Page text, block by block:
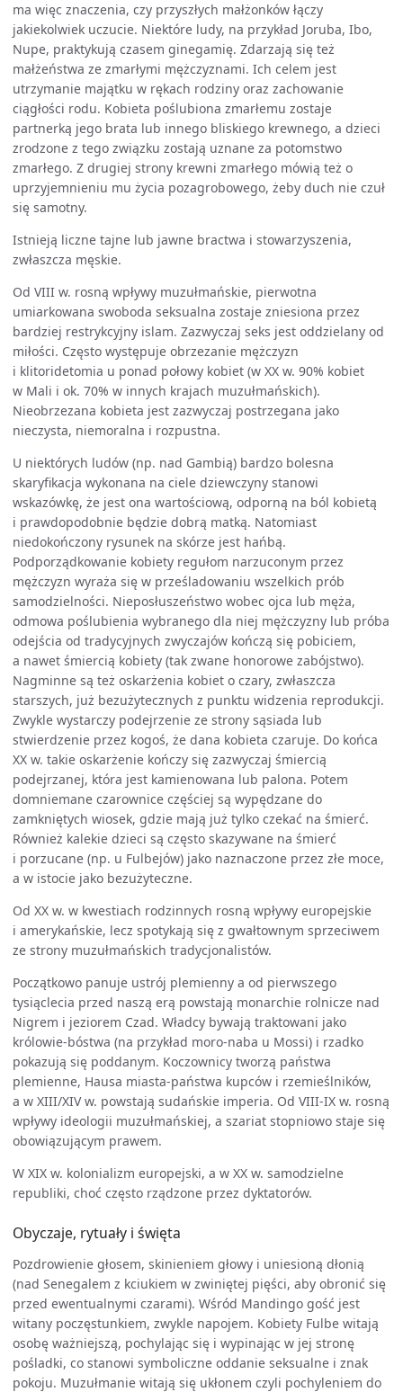
ma więc znaczenia, czy przyszłych małżonków łączy
jakiekolwiek uczucie. Niektóre ludy, na przykład Joruba, Ibo,
Nupe, praktykują czasem ginegamię. Zdarzają się też
małżeństwa ze zmarłymi mężczyznami. Ich celem jest
utrzymanie majątku w rękach rodziny oraz zachowanie
ciągłości rodu. Kobieta poślubiona zmarłemu zostaje
partnerką jego brata lub innego bliskiego krewnego, a dzieci
zrodzone z tego związku zostają uznane za potomstwo
zmarłego. Z drugiej strony krewni zmarłego mówią też o
uprzyjemnieniu mu życia pozagrobowego, żeby duch nie czuł
się samotny.
Istnieją liczne tajne lub jawne bractwa i stowarzyszenia,
zwłaszcza męskie.
Od VIII w. rosną wpływy muzułmańskie, pierwotna
umiarkowana swoboda seksualna zostaje zniesiona przez
bardziej restrykcyjny islam. Zazwyczaj seks jest oddzielany od
miłości. Często występuje obrzezanie mężczyzn
i klitoridetomia u ponad połowy kobiet (w XX w. 90% kobiet
w Mali i ok. 70% w innych krajach muzułmańskich).
Nieobrzezana kobieta jest zazwyczaj postrzegana jako
nieczysta, niemoralna i rozpustna.
U niektórych ludów (np. nad Gambią) bardzo bolesna
skaryfikacja wykonana na ciele dziewczyny stanowi
wskazówkę, że jest ona wartościową, odporną na ból kobietą
i prawdopodobnie będzie dobrą matką. Natomiast
niedokończony rysunek na skórze jest hańbą.
Podporządkowanie kobiety regułom narzuconym przez
mężczyzn wyraża się w prześladowaniu wszelkich prób
samodzielności. Nieposłuszeństwo wobec ojca lub męża,
odmowa poślubienia wybranego dla niej mężczyzny lub próba
odejścia od tradycyjnych zwyczajów kończą się pobiciem,
a nawet śmiercią kobiety (tak zwane honorowe zabójstwo).
Nagminne są też oskarżenia kobiet o czary, zwłaszcza
starszych, już bezużytecznych z punktu widzenia reprodukcji.
Zwykle wystarczy podejrzenie ze strony sąsiada lub
stwierdzenie przez kogoś, że dana kobieta czaruje. Do końca
XX w. takie oskarżenie kończy się zazwyczaj śmiercią
podejrzanej, która jest kamienowana lub palona. Potem
domniemane czarownice częściej są wypędzane do
zamkniętych wiosek, gdzie mają już tylko czekać na śmierć.
Również kalekie dzieci są często skazywane na śmierć
i porzucane (np. u Fulbejów) jako naznaczone przez złe moce,
a w istocie jako bezużyteczne.
Od XX w. w kwestiach rodzinnych rosną wpływy europejskie
i amerykańskie, lecz spotykają się z gwałtownym sprzeciwem
ze strony muzułmańskich tradycjonalistów.
Początkowo panuje ustrój plemienny a od pierwszego
tysiąclecia przed naszą erą powstają monarchie rolnicze nad
Nigrem i jeziorem Czad. Władcy bywają traktowani jako
królowie-bóstwa (na przykład moro-naba u Mossi) i rzadko
pokazują się poddanym. Koczownicy tworzą państwa
plemienne, Hausa miasta-państwa kupców i rzemieślników,
a w XIII/XIV w. powstają sudańskie imperia. Od VIII-IX w. rosną
wpływy ideologii muzułmańskiej, a szariat stopniowo staje się
obowiązującym prawem.
W XIX w. kolonializm europejski, a w XX w. samodzielne
republiki, choć często rządzone przez dyktatorów.
Obyczaje, rytuały i święta
Pozdrowienie głosem, skinieniem głowy i uniesioną dłonią
(nad Senegalem z kciukiem w zwiniętej pięści, aby obronić się
przed ewentualnymi czarami). Wśród Mandingo gość jest
witany poczęstunkiem, zwykle napojem. Kobiety Fulbe witają
osobę ważniejszą, pochylając się i wypinając w jej stronę
pośladki, co stanowi symboliczne oddanie seksualne i znak
pokoju. Muzułmanie witają się ukłonem czyli pochyleniem do